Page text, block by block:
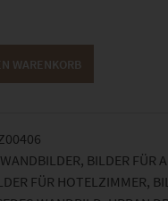
WARENKORB
, BILDER FÜR
FÜR HOTELZIMMER,